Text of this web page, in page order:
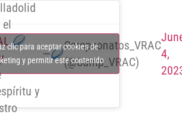
el
y
—
Campeonatos_VRAC
(@Camp_VRAC)
4,
clic para aceptar cookies de
y permitir este contenido